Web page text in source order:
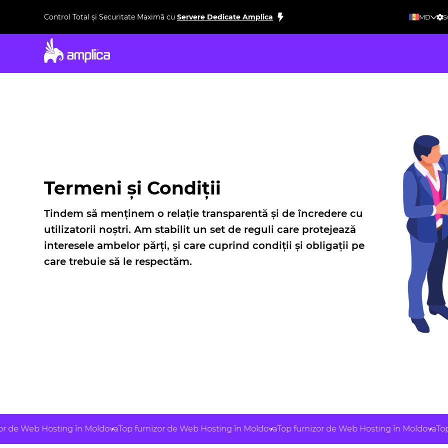
Control Total și Securitate Maximă cu Servere Dedicate Amplica MD
Termeni și Condiții
Tindem să menținem o relație transparentă și de încredere cu
utilizatorii noștri. Am stabilit un set de reguli care protejează
interesele ambelor părți, și care cuprind condiții și obligații pe
care trebuie să le respectăm.
Hosting în MoldovaTop furnizor de Web Hosting în MoldovaTop furnizor de Web Hosting în MoldovaTop